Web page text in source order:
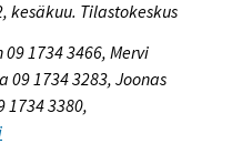
kesäkuu. Tilastokeskus
1734 3466, Mervi
09 1734 3283, Joonas
1734 3380,